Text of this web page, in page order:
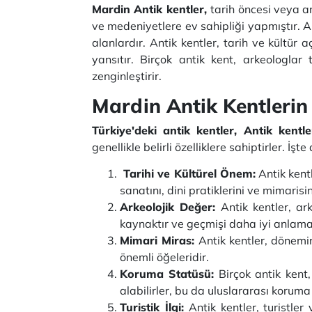
Mardin Antik kentler,tarih öncesi veya
ve medeniyetlere ev sahipliği yapmıştır.
alanlardır. Antik kentler, tarih ve kültür
yansıtır. Birçok antik kent,
zenginleştirir.
Mardin Antik
Türkiye'deki antik kentler, Antik
genellikle belirli özelliklere sahiptirler. İşte
Tarihi ve Kültürel Önem:Antik
sanatını, dini pratiklerini ve
Arkeolojik Değer: Antik kentler,
kaynaktır ve geçmişi daha iyi
Mimari Miras: Antik kentler,
önemli öğeleridir.
Koruma Statüsü: Birçok antik
alabilirler, bu da uluslararası
Turistik İlgi: Antik kentler, turistler